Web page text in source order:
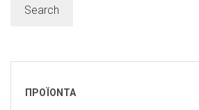
Search
ΠΡΟΪΟΝΤΑ